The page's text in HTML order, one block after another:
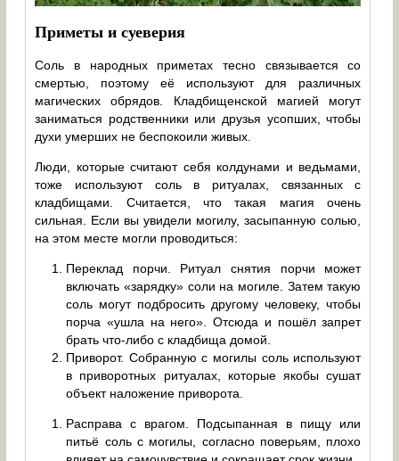
Приметы и суеверия
Соль в народных приметах тесно связывается со
смертью, поэтому её используют для различных
магических обрядов. Кладбищенской магией могут
заниматься родственники или друзья усопших, чтобы
духи умерших не беспокоили живых.
Люди, которые считают себя колдунами и ведьмами,
тоже используют соль в ритуалах, связанных с
кладбищами. Считается, что такая магия очень
сильная. Если вы увидели могилу, засыпанную солью,
на этом месте могли проводиться:
Переклад порчи. Ритуал снятия порчи может
включать «зарядку» соли на могиле. Затем такую
соль могут подбросить другому человеку, чтобы
порча «ушла на него». Отсюда и пошёл запрет
брать что-либо с кладбища домой.
Приворот. Собранную с могилы соль используют
в приворотных ритуалах, которые якобы сушат
объект наложение приворота.
Расправа с врагом. Подсыпанная в пищу или
питьё соль с могилы, согласно поверьям, плохо